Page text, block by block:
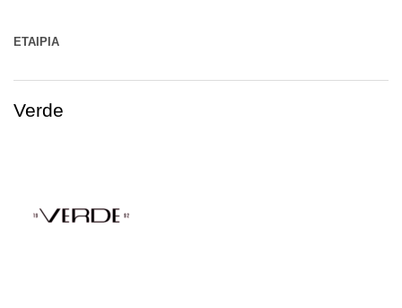
ΕΤΑΙΡΊΑ
Verde